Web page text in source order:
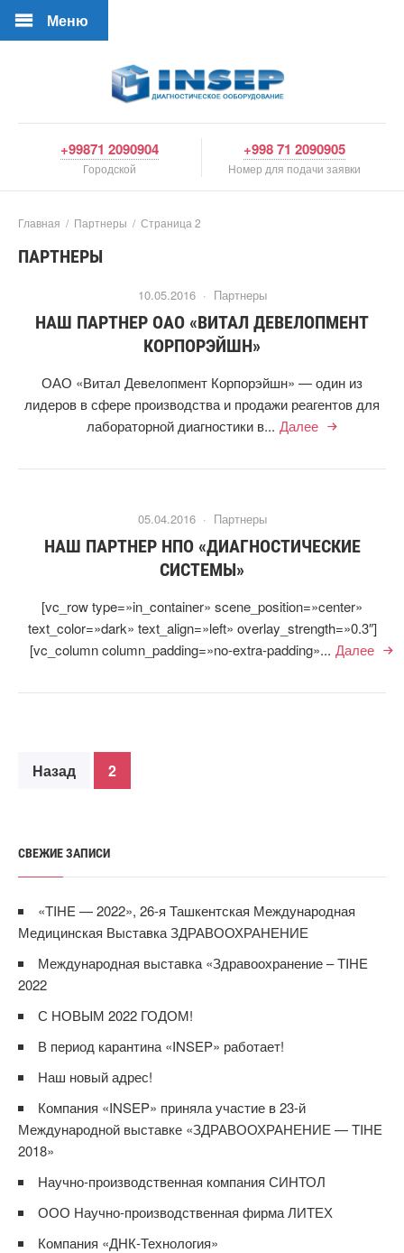
Меню
+99871 2090904
Городской
+998 71 2090905
Номер для подачи заявки
Главная / Партнеры / Страница 2
ПАРТНЕРЫ
10.05.2016 · Партнеры
НАШ ПАРТНЕР ОАО «ВИТАЛ ДЕВЕЛОПМЕНТ
КОРПОРЭЙШН»
ОАО «Витал Девелопмент Корпорэйшн» — один из
лидеров в сфере производства и продажи реагентов для
лабораторной диагностики в... Далее
05.04.2016 · Партнеры
НАШ ПАРТНЕР НПО «ДИАГНОСТИЧЕСКИЕ
СИСТЕМЫ»
[vc_row type=»in_container» scene_position=»center»
text_color=»dark» text_align=»left» overlay_strength=»0.3″]
[vc_column column_padding=»no-extra-padding»... Далее
Назад 2
СВЕЖИЕ ЗАПИСИ
«TIHE — 2022», 26-я Ташкентская Международная
Медицинская Выставка ЗДРАВООХРАНЕНИЕ
Международная выставка «Здравоохранение – TIHE
2022
С НОВЫМ 2022 ГОДОМ!
В период карантина «INSEP» работает!
Наш новый адрес!
Компания «INSEP» приняла участие в 23-й
Международной выставке «ЗДРАВООХРАНЕНИЕ — TIHE
2018»
Научно-производственная компания СИНТОЛ
ООО Научно-производственная фирма ЛИТЕХ
Компания «ДНК-Технология»